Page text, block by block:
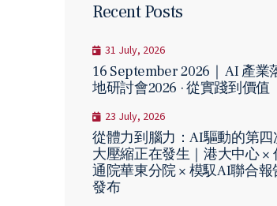
Recent Posts
31 July, 2026
16 September 2026｜ AI 產業
地研討會2026 · 從實踐到價值
23 July, 2026
從體力到腦力：AI驅動的第四
大壓縮正在發生｜港大中心 ×
通院華東分院 × 模馭AI聯合報
發布